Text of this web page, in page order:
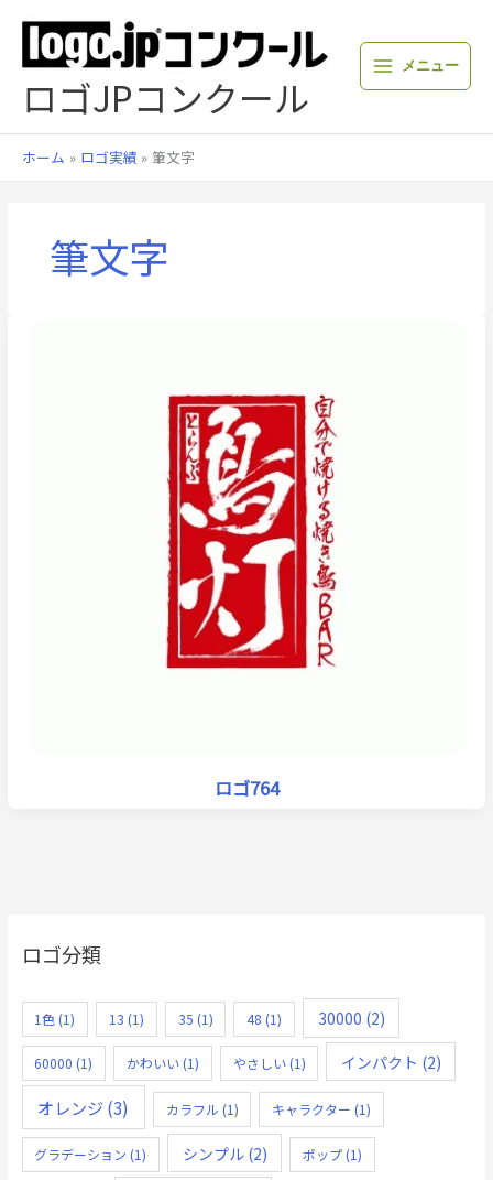
プ
ロゴJPコンクール
メニュー
ホーム ロゴ実績 筆文字
筆文字
ロゴ764
ロゴ分類
1色 (1) 13 (1) 35 (1) 48 (1) 30000 (2)
60000 (1) かわいい (1) やさしい(1) インパクト (2)
オレンジ (3) カラフル (1) キャラクター (1)
グラデーション (1) シンプル(2) ポップ (1)